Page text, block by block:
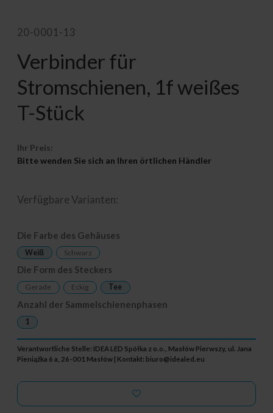
20-0001-13
Verbinder für
Stromschienen, 1f weißes
T-Stück
Ihr Preis:
Bitte wenden Sie sich an Ihren örtlichen Händler
Verfügbare Varianten:
Die Farbe des Gehäuses
Weiß Schwarz
Die Form des Steckers
Gerade Eckig Tee
Anzahl der Sammelschienenphasen
1
Verantwortliche Stelle: IDEA LED Spółka z o.o., Masłów Pierwszy, ul. Jana
Pieniążka 6 a, 26-001 Masłów | Kontakt: biuro@idealed.eu